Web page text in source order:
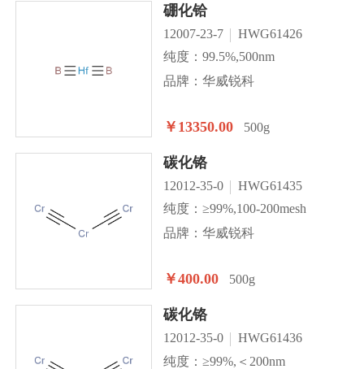
硼化铪
12007-23-7
HWG61426
纯度：99.5%,500nm
品牌：华威锐科
￥13350.00 500g
碳化铬
12012-35-0
HWG61435
纯度：≥99%,100-200mesh
品牌：华威锐科
￥400.00 500g
碳化铬
12012-35-0
HWG61436
纯度：≥99%,＜200nm